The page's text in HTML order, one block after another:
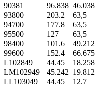
90381
96.838 46.038
93800
203.2 63,5
94700
177.8 63,5
95500
127 63,5
98400
101.6 49.212
99600
152.4 66.675
L102849
44.45 18.258
LM102949
45.242 19.812
LL103049
44.45 12.7